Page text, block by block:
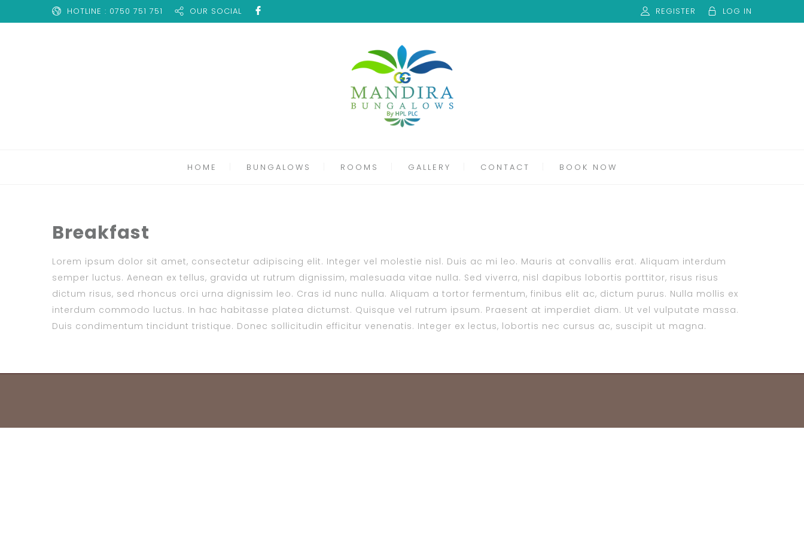
HOTLINE : 0750 751 751 OUR SOCIAL LOG IN
REGISTER
HOME BUNGALOWS ROOMS GALLERY CONTACT BOOK NOW
Breakfast
Lorem ipsum dolor sit amet, consectetur adipiscing elit. Integer vel molestie nisl. Duis ac mi leo. Mauris at convallis erat. Aliquam interdum
semper luctus. Aenean ex tellus, gravida ut rutrum dignissim, malesuada vitae nulla. Sed viverra, nisl dapibus lobortis porttitor, risus risus
dictum risus, sed rhoncus orci urna dignissim leo. Cras id nunc nulla. Aliquam a tortor fermentum, finibus elit ac, dictum purus. Nulla mollis ex
interdum commodo luctus. In hac habitasse platea dictumst. Quisque vel rutrum ipsum. Praesent at imperdiet diam. Ut vel vulputate massa.
Duis condimentum tincidunt tristique. Donec sollicitudin efficitur venenatis. Integer ex lectus, lobortis nec cursus ac, suscipit ut magna.